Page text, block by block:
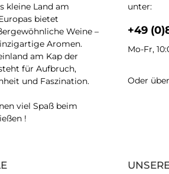
unter:
+49
Mo-Fr,
Oder
kleine Land am
bietet
Weine –
Aromen.
am Kap der
für Aufbruch,
und Faszination.
viel Spaß beim
!